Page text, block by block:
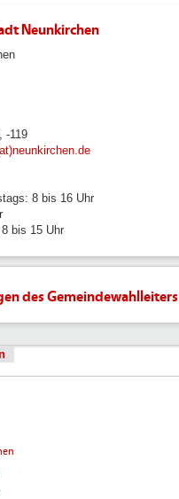
Neunkirchen
-119
8 bis 16 Uhr
bis 15 Uhr
des Gemeindewahlleiters